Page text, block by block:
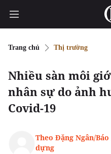
Trang chủ Thị trường
Nhiều sàn môi
nhân sự do ảnh
Covid-19
Theo Đặng Ngân/Báo
dựng